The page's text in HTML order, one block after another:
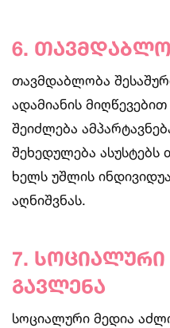
6.
თავმდაბლობა
ადამიანის მიღწევებით
შეიძლება
შეხედულება
ხელს უშლის
აღნიშვნას.
7. სოციალური
გავლენა
სოციალური მედია